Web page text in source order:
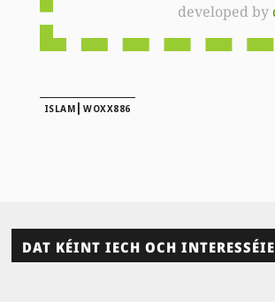
developed by
ISLAM |WOXX886
DAT KÉINT IECH OCH